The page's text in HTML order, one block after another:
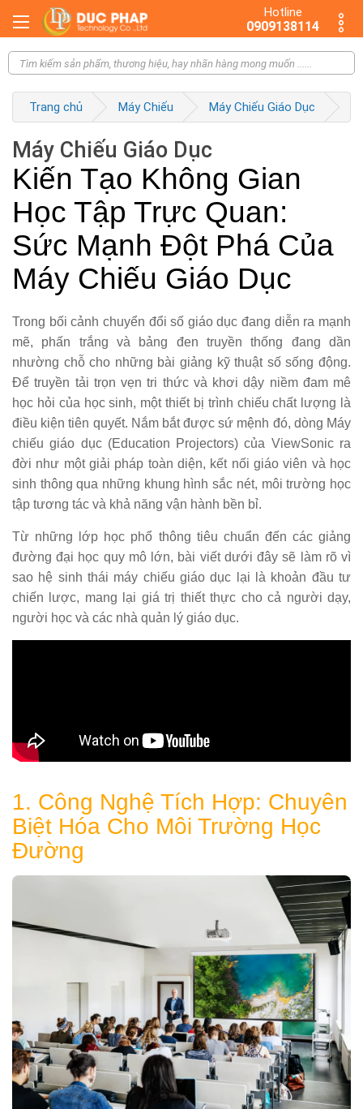
Hotline
0909138114
Trang chủ Máy Chiếu Máy Chiếu Giáo Dục
Máy Chiếu Giáo Dục
Kiến Tạo Không Gian
Học Tập Trực Quan:
Sức Mạnh Đột Phá Của
Máy Chiếu Giáo Dục
Trong bối cảnh chuyển đổi số giáo dục đang diễn ra mạnh
mẽ, phấn trắng và bảng đen truyền thống đang dần
nhường chỗ cho những bài giảng kỹ thuật số sống động.
Để truyền tải trọn vẹn tri thức và khơi dậy niềm đam mê
học hỏi của học sinh, một thiết bị trình chiếu chất lượng là
điều kiện tiên quyết. Nắm bắt được sứ mệnh đó, dòng Máy
chiếu giáo dục (Education Projectors) của ViewSonic ra
đời như một giải pháp toàn diện, kết nối giáo viên và học
sinh thông qua những khung hình sắc nét, môi trường học
tập tương tác và khả năng vận hành bền bỉ.
Từ những lớp học phổ thông tiêu chuẩn đến các giảng
đường đại học quy mô lớn, bài viết dưới đây sẽ làm rõ vì
sao hệ sinh thái máy chiếu giáo dục lại là khoản đầu tư
chiến lược, mang lại giá trị thiết thực cho cả người dạy,
người học và các nhà quản lý giáo dục.
1. Công Nghệ Tích Hợp: Chuyên
Biệt Hóa Cho Môi Trường Học
Đường